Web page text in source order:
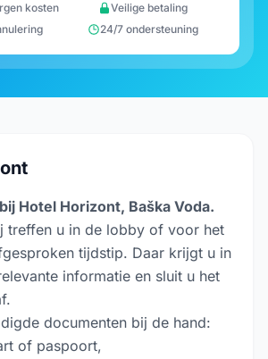
kosten
Veilige betaling
24/7 ondersteuning
Hotel Horizont, Baška Voda.
treffen u in de lobby of voor het
tijdstip. Daar krijgt u in
informatie en sluit u het
documenten bij de hand:
of paspoort,